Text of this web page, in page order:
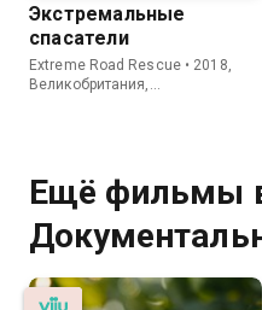
Экстремальные
спасатели
Extreme Road Rescue • 2018,
Великобритания,
Ещё фильмы